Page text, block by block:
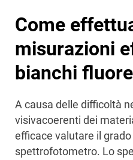
Come
misurazioni
bianchi
A causa delle difficoltà
visivacoerenti dei
efficace valutare il
spettrofotometro. Lo